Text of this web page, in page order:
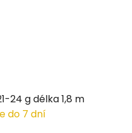
24 g délka 1,8 m
do 7 dní